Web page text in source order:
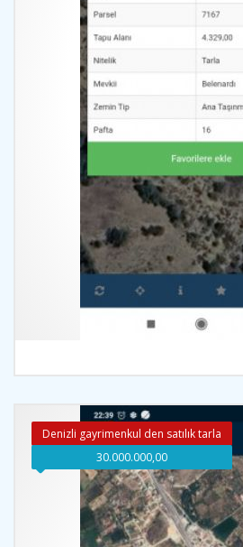
Denizli gayrimenkul den satılık tarla
30.000.000,00